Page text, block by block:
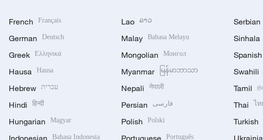
French Français
German Deutsch
Greek Ελληνικά
Hausa Hausa
Hebrew עברית
Hindi हिन्दी
Hungarian Magyar
Indonesian Bahasa Indonesia
Lao ລາວ
Malay Bahasa Melayu
Mongolian Монгол
Myanmar မြန်မာဘာသာ
Nepali नेपाली
Persian فارسی
Polish Polski
Portuguese Português
Serbian
Sinhala
Spanish
Swahili
Tamil
Thai ไท
Turkish